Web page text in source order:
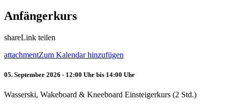
Anfängerkurs
shareLink teilen
attachmentZum Kalendar hinzufügen
05. September 2026 - 12:00 Uhr bis 14:00 Uhr
Wasserski, Wakeboard & Kneeboard Einsteigerkurs (2 Std.)